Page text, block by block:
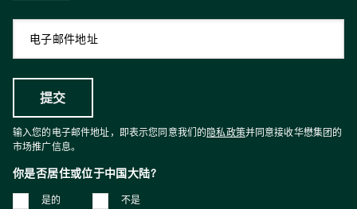
输入您的电子邮件地址，即表示您同意我们的隐私政策并同意接收华懋集团的
市场推广信息。
你是否居住或位于中国大陆?
是的 不是